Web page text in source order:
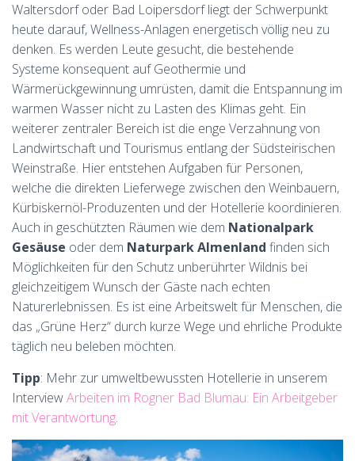
Waltersdorf oder Bad Loipersdorf liegt der Schwerpunkt
heute darauf, Wellness-Anlagen energetisch völlig neu zu
denken. Es werden Leute gesucht, die bestehende
Systeme konsequent auf Geothermie und
Wärmerückgewinnung umrüsten, damit die Entspannung im
warmen Wasser nicht zu Lasten des Klimas geht. Ein
weiterer zentraler Bereich ist die enge Verzahnung von
Landwirtschaft und Tourismus entlang der Südsteirischen
Weinstraße. Hier entstehen Aufgaben für Personen,
welche die direkten Lieferwege zwischen den Weinbauern,
Kürbiskernöl-Produzenten und der Hotellerie koordinieren.
Auch in geschützten Räumen wie dem Nationalpark
Gesäuse oder dem Naturpark Almenland finden sich
Möglichkeiten für den Schutz unberührter Wildnis bei
gleichzeitigem Wunsch der Gäste nach echten
Naturerlebnissen. Es ist eine Arbeitswelt für Menschen, die
das „Grüne Herz“ durch kurze Wege und ehrliche Produkte
täglich neu beleben möchten.
Tipp: Mehr zur umweltbewussten Hotellerie in unserem
InterviewArbeiten im Rogner Bad Blumau: Ein Arbeitgeber
mit Verantwortung.